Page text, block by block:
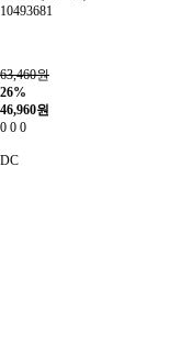
10493681
63,460원
26%
46,960원
0 0 0
DC